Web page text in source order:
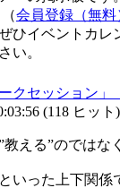
会員登録（無料
ひイベントカレ
い。
クセッション
(118 ヒット )
える”のではな
いった上下関